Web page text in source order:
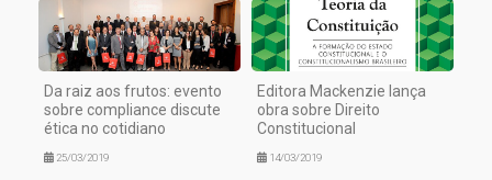
Da raiz aos frutos: evento
sobre compliance discute
ética no cotidiano
25/03/2019
Editora Mackenzie lança
obra sobre Direito
Constitucional
14/03/2019